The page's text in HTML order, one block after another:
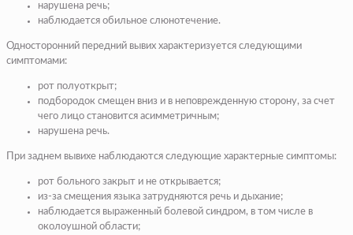
нарушена речь;
наблюдается обильное слюнотечение.
Односторонний передний вывих характеризуется следующими
симптомами:
рот полуоткрыт;
подбородок смещен вниз и в неповрежденную сторону, за счет
чего лицо становится асимметричным;
нарушена речь.
При заднем вывихе наблюдаются следующие характерные симптомы:
рот больного закрыт и не открывается;
из-за смещения языка затрудняются речь и дыхание;
наблюдается выраженный болевой синдром, в том числе в
околоушной области;